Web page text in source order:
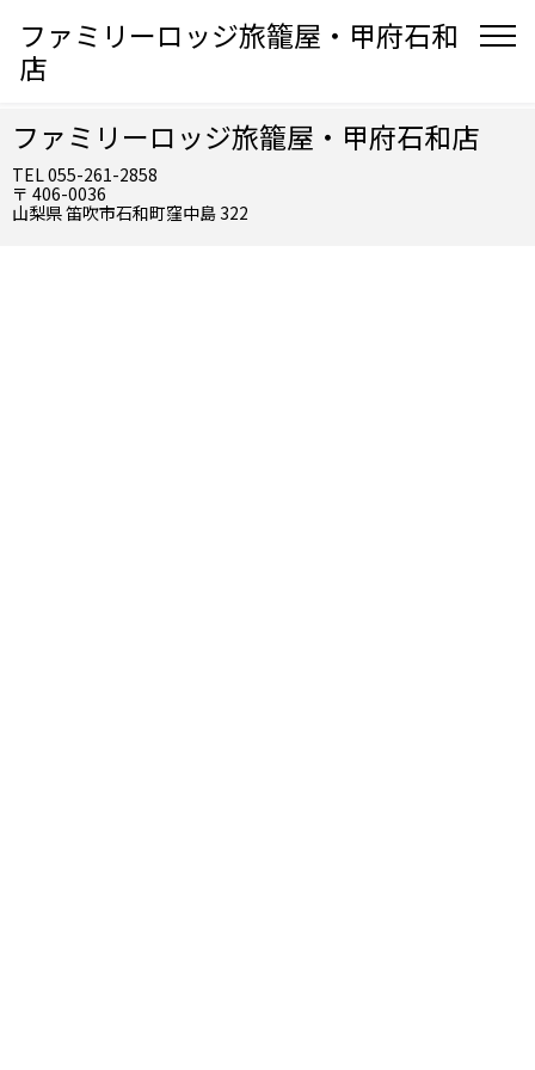
ファミリーロッジ旅籠屋・甲府石和
店
ファミリーロッジ旅籠屋・甲府石和店
TEL 055-261-2858
〒 406-0036
山梨県 笛吹市石和町窪中島 322